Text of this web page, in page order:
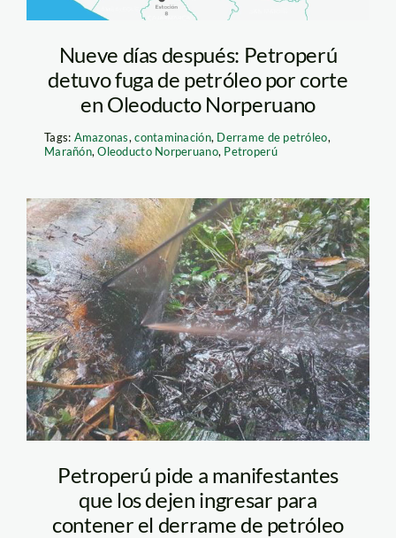
Nueve días después: Petroperú
detuvo fuga de petróleo por corte
en Oleoducto Norperuano
Tags: Amazonas,contaminación, Derrame de petróleo,
Marañón,Oleoducto Norperuano, Petroperú
derrame-de-petorleo
—petroperu—
amazonas
Petroperú pide a manifestantes
que los dejen ingresar para
contener el derrame de petróleo